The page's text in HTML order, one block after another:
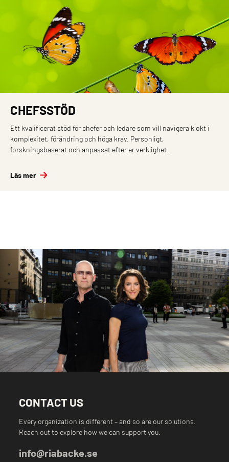
CHEFSSTÖD
Ett kvalificerat stöd för chefer och ledare som vill navigera klokt i
komplexitet, förändring och höga krav. Personligt,
forskningsbaserat och anpassat efter er verklighet.
Läs mer
CONTACT US
Every organization is different – and so are our solutions.
Reach out to explore how we can support you.
info@riabacke.se